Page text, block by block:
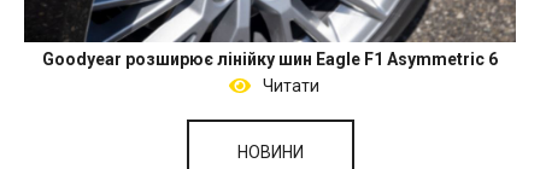
Goodyear розширює лінійку шин Eagle F1 Asymmetric 6
Читати
НОВИНИ